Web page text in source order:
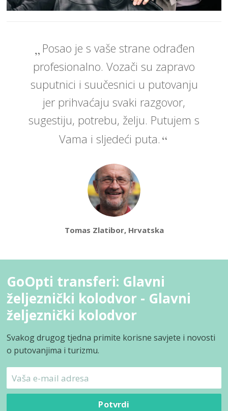
Posao je s vaše strane odrađen
profesionalno. Vozači su zapravo
suputnici i suučesnici u putovanju
jer prihvaćaju svaki razgovor,
sugestiju, potrebu, želju. Putujem s
Vama i sljedeći puta.
Tomas Zlatibor, Hrvatska
GoOpti transferi: Glavni
željeznički kolodvor - Glavni
željeznički kolodvor
Svakog drugog tjedna primite korisne savjete i novosti
o putovanjima i turizmu.
Potvrdi